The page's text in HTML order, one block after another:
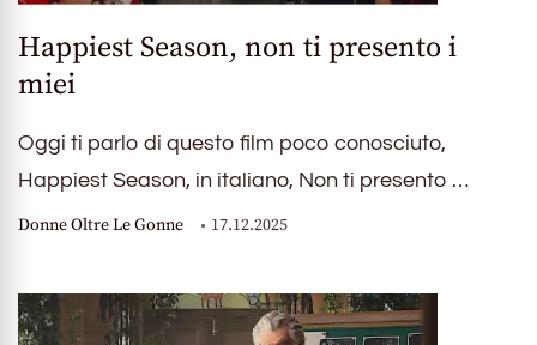
Happiest Season, non ti presento i
miei
Oggi ti parlo di questo film poco conosciuto,
Happiest Season, in italiano, Non ti presento …
Donne Oltre Le Gonne 17.12.2025